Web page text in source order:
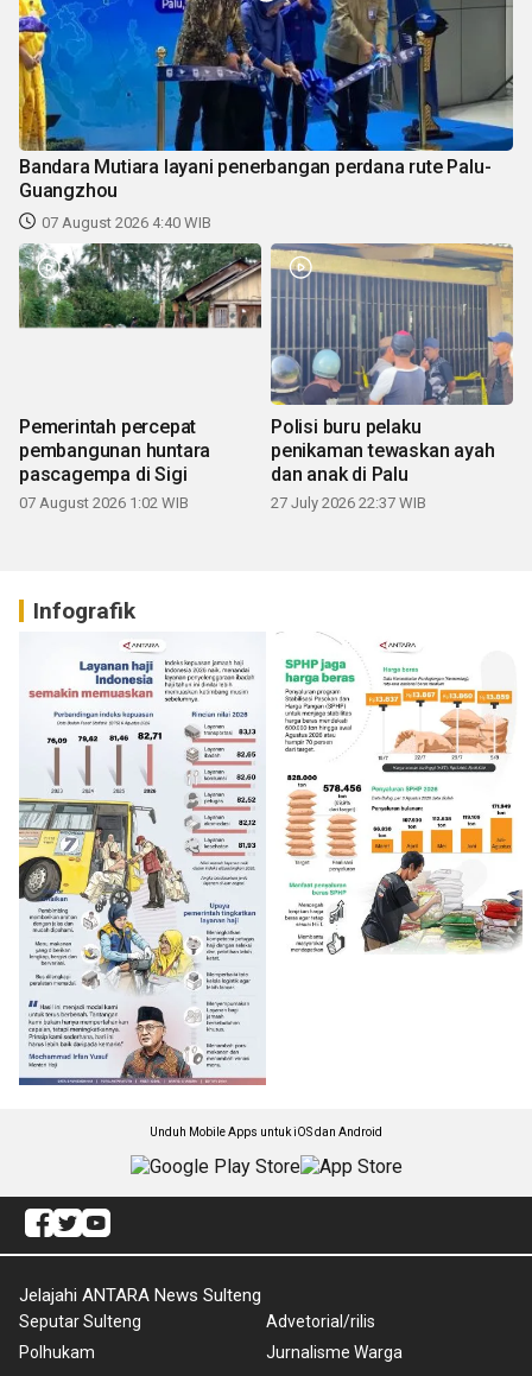
Bandara Mutiara layani penerbangan perdana rute Palu-
Guangzhou
07 August 2026 4:40 WIB
Pemerintah percepat
pembangunan huntara
pascagempa di Sigi
07 August 2026 1:02 WIB
Polisi buru pelaku
penikaman tewaskan ayah
dan anak di Palu
27 July 2026 22:37 WIB
Infografik
Unduh Mobile Apps untuk iOS dan Android
Jelajahi ANTARA News Sulteng
Seputar Sulteng
Polhukam
Advetorial/rilis
Jurnalisme Warga